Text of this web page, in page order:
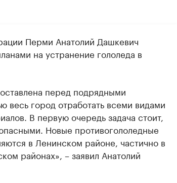
Перми Анатолий Дашкевич
на устранение гололеда в
перед подрядными
весь город отработать всеми видами
В первую очередь задача стоит,
Новые противогололедные
в Ленинском районе, частично в
районах», – заявил Анатолий